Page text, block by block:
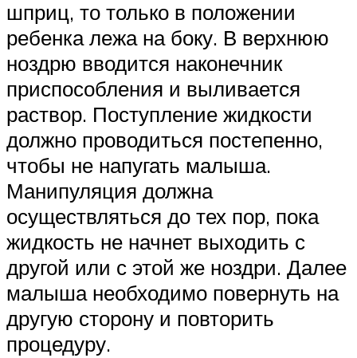
шприц, то только в положении
ребенка лежа на боку. В верхнюю
ноздрю вводится наконечник
приспособления и выливается
раствор. Поступление жидкости
должно проводиться постепенно,
чтобы не напугать малыша.
Манипуляция должна
осуществляться до тех пор, пока
жидкость не начнет выходить с
другой или с этой же ноздри. Далее
малыша необходимо повернуть на
другую сторону и повторить
процедуру.